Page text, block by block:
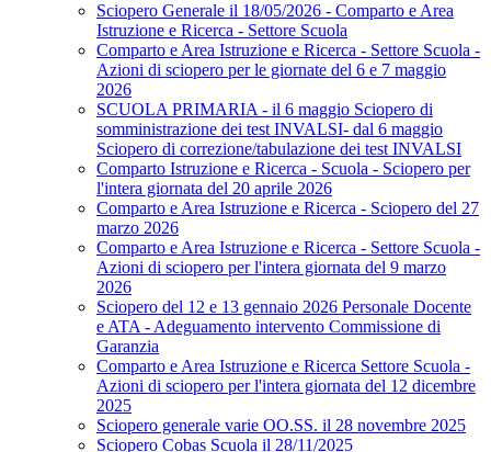
Sciopero Generale il 18/05/2026 - Comparto e Area
Istruzione e Ricerca - Settore Scuola
Comparto e Area Istruzione e Ricerca - Settore Scuola -
Azioni di sciopero per le giornate del 6 e 7 maggio
2026
SCUOLA PRIMARIA - il 6 maggio Sciopero di
somministrazione dei test INVALSI- dal 6 maggio
Sciopero di correzione/tabulazione dei test INVALSI
Comparto Istruzione e Ricerca - Scuola - Sciopero per
l'intera giornata del 20 aprile 2026
Comparto e Area Istruzione e Ricerca - Sciopero del 27
marzo 2026
Comparto e Area Istruzione e Ricerca - Settore Scuola -
Azioni di sciopero per l'intera giornata del 9 marzo
2026
Sciopero del 12 e 13 gennaio 2026 Personale Docente
e ATA - Adeguamento intervento Commissione di
Garanzia
Comparto e Area Istruzione e Ricerca Settore Scuola -
Azioni di sciopero per l'intera giornata del 12 dicembre
2025
Sciopero generale varie OO.SS. il 28 novembre 2025
Sciopero Cobas Scuola il 28/11/2025